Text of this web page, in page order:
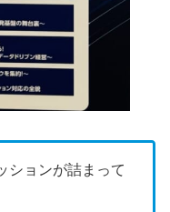
ションが詰まって